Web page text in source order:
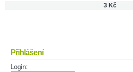
3 Kč
Přihlášení
Login: